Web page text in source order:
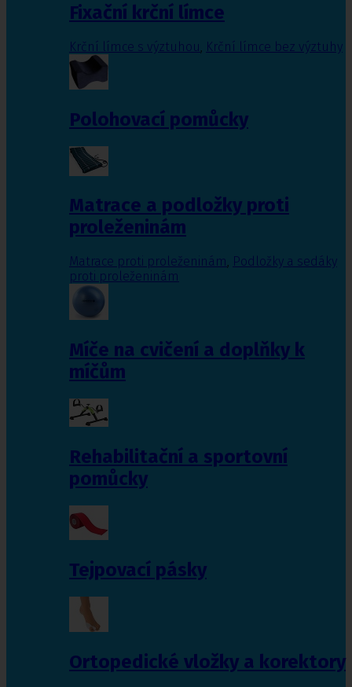
Fixační krční límce
Krční límce s výztuhou Krční límce bez výztuhy
Polohovací pomůcky
Matrace a podložky proti
proleženinám
Matrace proti proleženinám, Podložky a sedáky
proti proleženinám
Míče na cvičení a doplňky k
míčům
Rehabilitační a sportovní
pomůcky
Tejpovací pásky
Ortopedické vložky a korektory